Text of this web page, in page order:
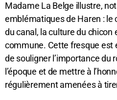
Madame La Belge illustre,
emblématiques de Haren : le
du canal, la culture du chicon
commune. Cette fresque est
de souligner l’importance du
l’époque et de mettre à
régulièrement amenées à